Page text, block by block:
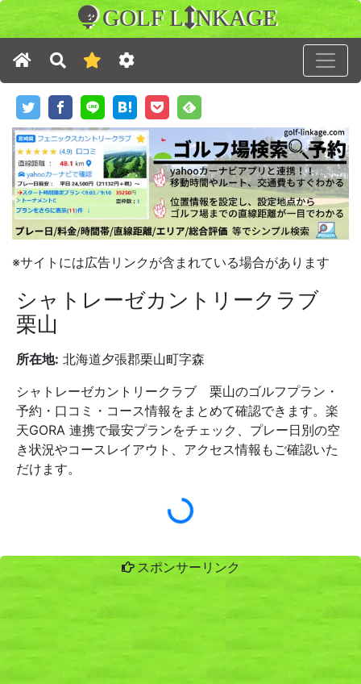
GOLF L NKAGE
※サイトには広告リンクが含まれている場合があります
シャトレーゼカントリークラブ
栗山
所在地: 北海道夕張郡栗山町字森
シャトレーゼカントリークラブ 栗山のゴルフプラン・
予約・口コミ・コース情報をまとめて確認できます。楽
天GORA 連携で最安プランをチェック、プレー日別の空
き状況やコースレイアウト、アクセス情報もご確認いた
だけます。
スポンサーリンク